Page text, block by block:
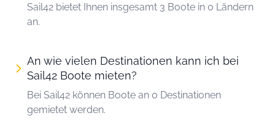
Sail42 bietet Ihnen insgesamt 3 Boote in 0 Ländern
an.
An wie vielen Destinationen kann ich bei
Sail42 Boote mieten?
Bei Sail42 können Boote an 0 Destinationen
gemietet werden.